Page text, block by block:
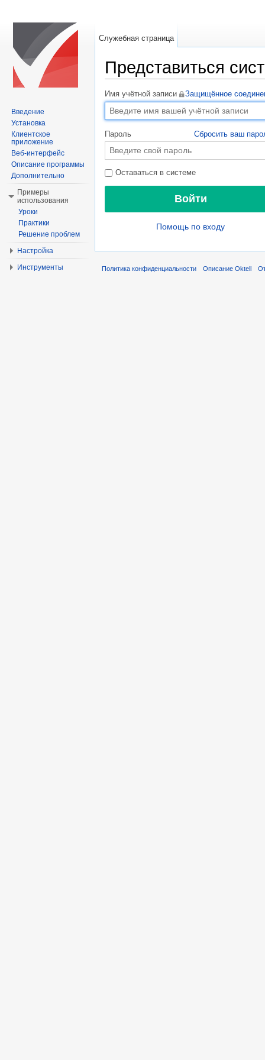
Представиться
Имя учётной записи Защищённое
Пароль Сбросить ваш
Оставаться в системе
Помощь по входу
Служебная страница
Введение
Установка
Клиентское
приложение
Веб-интерфейс
Описание программы
Дополнительно
Примеры
использования
Уроки
Практики
Решение проблем
Настройка
Инструменты
Политика конфиденциальности Описание Oktell